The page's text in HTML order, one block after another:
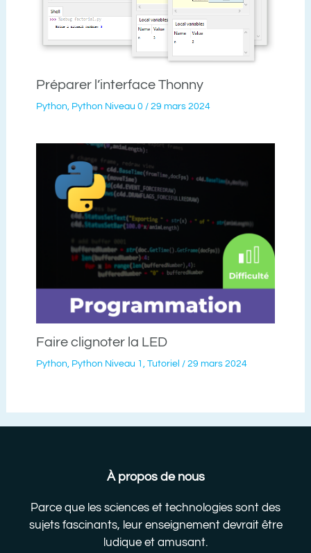
Préparer l’interface Thonny
Python, Python Niveau 0 / 29 mars 2024
Faire clignoter la LED
Python, Python Niveau 1 , Tutoriel / 29 mars 2024
À propos de nous
Parce que les sciences et technologies sont des
sujets fascinants, leur enseignement devrait être
ludique et amusant.